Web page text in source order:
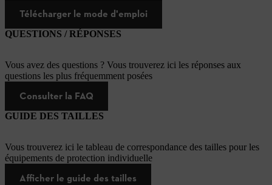
Télécharger le mode d'emploi
QUESTIONS / RÉPONSES
Vous avez des questions ? Vous trouverez ici les réponses aux
questions les plus fréquemment posées
Consulter la FAQ
GUIDE DES TAILLES
Vous trouverez ici le tableau de correspondance des tailles pour les
équipements de protection individuelle
Afficher le guide des tailles